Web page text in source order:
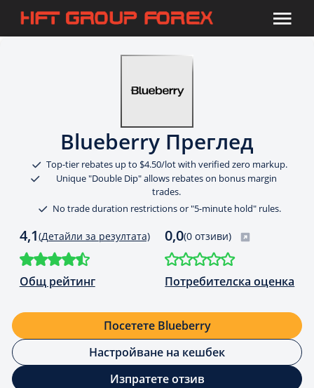
Blueberry Преглед
Top-tier rebates up to $4.50/lot with verified zero markup.
Unique "Double Dip" allows rebates on bonus margin
trades.
No trade duration restrictions or "5-minute hold" rules.
4,1(Детайли за резултата)
Общ рейтинг
0,0(0 отзиви)
Потребителска оценка
Посетете Blueberry
Настройване на кешбек
Изпратете отзив